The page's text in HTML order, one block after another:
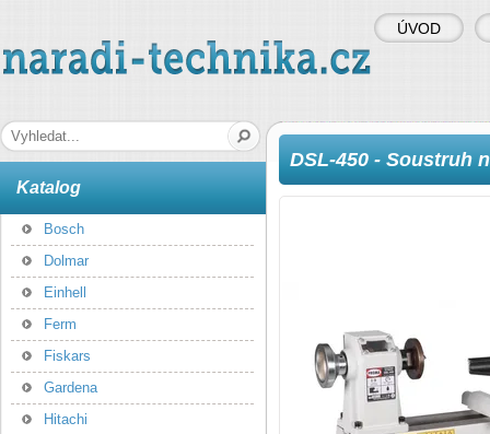
naradi-technika.cz
DSL-450 - Soustruh
Katalog
Bosch
Dolmar
Einhell
Ferm
Fiskars
Gardena
Hitachi
ÚVOD
Hledaná fráze